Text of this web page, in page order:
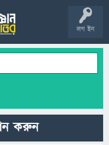
লগ ইন
করুন